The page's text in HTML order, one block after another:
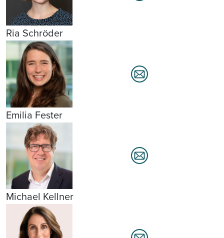
Ria Schröder
Emilia Fester
Michael Kellner